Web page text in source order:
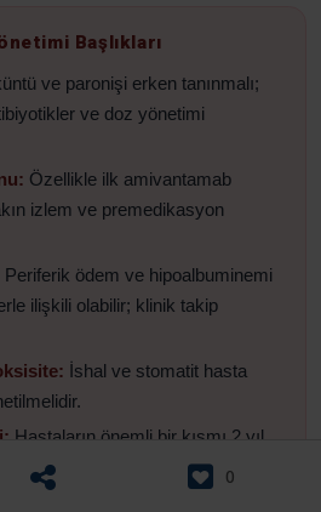
0
Başlıkları
ve paronişi erken tanınmalı;
ve doz yönetimi
Özellikle ilk amivantamab
izlem ve premedikasyon
Periferik ödem ve hipoalbuminemi
ilişkili olabilir; klinik takip
İshal ve stomatit hasta
Hastaların önemli bir kısmı 2 yıl
için kronik toksisite